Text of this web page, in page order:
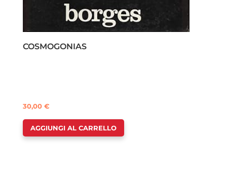
COSMOGONIAS
30,00€
AGGIUNGI AL CARRELLO